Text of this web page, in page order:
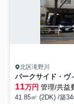
北区滝野川
パークサイド・ヴ
11万円 管理/共益
41.85㎡ (2DK) /築